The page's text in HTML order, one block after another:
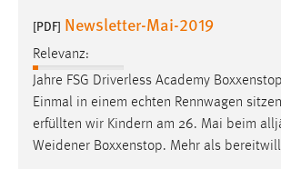
[PDF] Newsletter-Mai-2019
Relevanz:
Jahre FSG Driverless Academy
Einmal in einem echten Rennwagen
erfüllten wir Kindern am 26. Mai beim
Weidener Boxxenstop. Mehr als
Chat
Name:
MibewSessionID, MIBEW_UserID,
chat-frame-style-5e9dbeb1811c0446
Zweck:
Wird benötigt um die Chatfunktion nutzen